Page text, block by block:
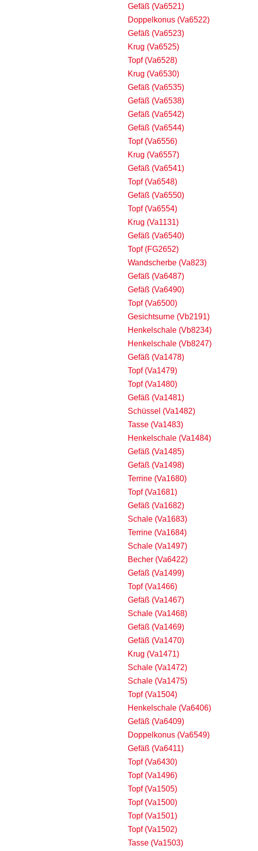
Gefäß (Va6521)
Doppelkonus (Va6522)
Gefäß (Va6523)
Krug (Va6525)
Topf (Va6528)
Krug (Va6530)
Gefäß (Va6535)
Gefäß (Va6538)
Gefäß (Va6542)
Gefäß (Va6544)
Topf (Va6556)
Krug (Va6557)
Gefäß (Va6541)
Topf (Va6548)
Gefäß (Va6550)
Topf (Va6554)
Krug (Va1131)
Gefäß (Va6540)
Topf (FG2652)
Wandscherbe (Va823)
Gefäß (Va6487)
Gefäß (Va6490)
Topf (Va6500)
Gesichtsurne (Vb2191)
Henkelschale (Vb8234)
Henkelschale (Vb8247)
Gefäß (Va1478)
Topf (Va1479)
Topf (Va1480)
Gefäß (Va1481)
Schüssel (Va1482)
Tasse (Va1483)
Henkelschale (Va1484)
Gefäß (Va1485)
Gefäß (Va1498)
Terrine (Va1680)
Topf (Va1681)
Gefäß (Va1682)
Schale (Va1683)
Terrine (Va1684)
Schale (Va1497)
Becher (Va6422)
Gefäß (Va1499)
Topf (Va1466)
Gefäß (Va1467)
Schale (Va1468)
Gefäß (Va1469)
Gefäß (Va1470)
Krug (Va1471)
Schale (Va1472)
Schale (Va1475)
Topf (Va1504)
Henkelschale (Va6406)
Gefäß (Va6409)
Doppelkonus (Va6549)
Gefäß (Va6411)
Topf (Va6430)
Topf (Va1496)
Topf (Va1505)
Topf (Va1500)
Topf (Va1501)
Topf (Va1502)
Tasse (Va1503)